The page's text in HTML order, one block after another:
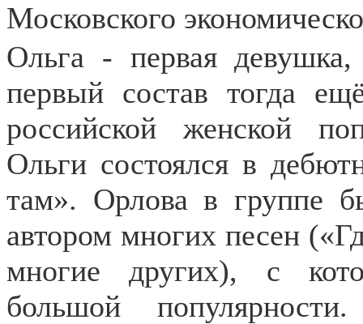
Московского
Ольга - первая
первый состав тогда
российской женской
Ольги состоялся в
там». Орлова в группе
автором многих песен
многие других), с
большой